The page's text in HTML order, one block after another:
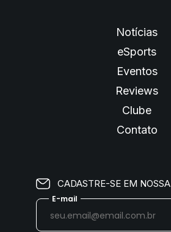
Notícias
eSports
Eventos
Reviews
Clube
Contato
CADASTRE-SE EM
E-mail